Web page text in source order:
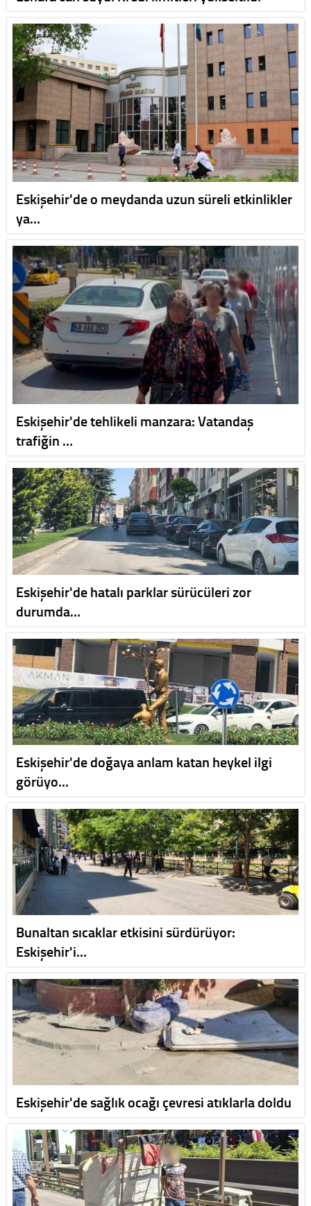
Eskişehir'de o meydanda uzun süreli etkinlikler
ya…
Eskişehir'de tehlikeli manzara: Vatandaş
trafiğin …
Eskişehir'de hatalı parklar sürücüleri zor
durumda…
Eskişehir'de doğaya anlam katan heykel ilgi
görüyo…
Bunaltan sıcaklar etkisini sürdürüyor:
Eskişehir'i…
Eskişehir'de sağlık ocağı çevresi atıklarla doldu